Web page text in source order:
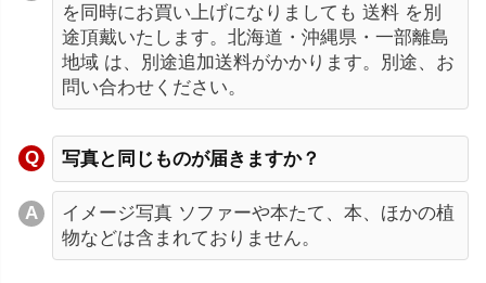
を同時にお買い上げになりましても 送料 を別
途頂戴いたします。北海道・沖縄県・一部離島
地域 は、別途追加送料がかかります。別途、お
問い合わせください。
写真と同じものが届きますか？
イメージ写真 ソファーや本たて、本、ほかの植
物などは含まれておりません。